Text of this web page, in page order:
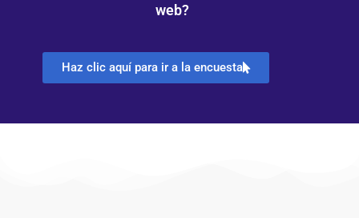
web?
Haz clic aquí para ir a la encuesta